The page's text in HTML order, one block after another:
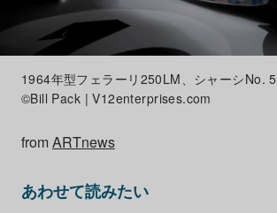
1964年型フェラーリ250LM、シャーシNo.
©Bill Pack | V12enterprises.com
fromARTnews
あわせて読みたい